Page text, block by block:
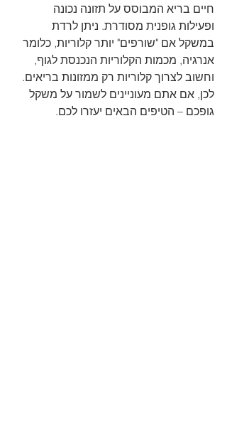
חיים בריא המבוסס על תזונה נכונה
ופעילות גופנית מסודרת. ניתן לרדת
במשקל אם "שורפים" יותר קלוריות, כלומר
אנרגיה, מכמות הקלוריות הנכנסת לגוף,
וחשוב לצרוך קלוריות רק ממזונות בריאים.
לכן, אם אתם מעוניינים לשמור על משקל
גופכם – הטיפים הבאים יעזרו לכם.